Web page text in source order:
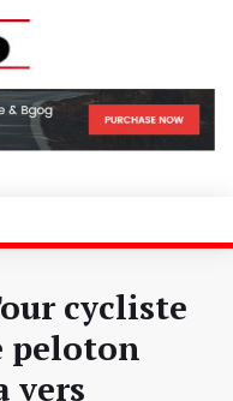
cycliste
peloton
vers